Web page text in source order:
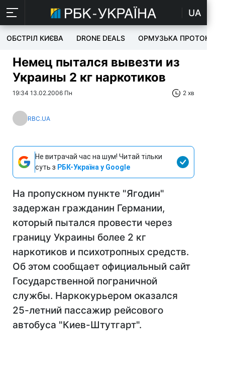
UA
ОБСТРІЛ КИЄВА DRONE DEALS ОРМУЗЬКА ПРОТОКА
Немец пытался вывезти из
Украины 2 кг наркотиков
19:34 13.02.2006 Пн 2 хв
RBC.UA
Не витрачай час на шум! Читай тільки
суть з РБК-Україна у Google
На пропускном пункте "Ягодин"
задержан гражданин Германии,
который пытался провести через
границу Украины более 2 кг
наркотиков и психотропных средств.
Об этом сообщает официальный сайт
Государственной пограничной
службы. Наркокурьером оказался
25-летний пассажир рейсового
автобуса "Киев-Штутгарт".